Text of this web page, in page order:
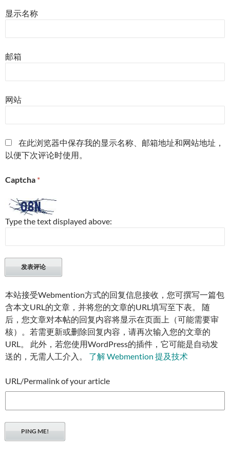
显示名称
邮箱
网站
在此浏览器中保存我的显示名称、邮箱地址和网站地址，
以便下次评论时使用。
Captcha *
Type the text displayed above:
本站接受Webmention方式的回复信息接收，您可撰写一篇包
含本文URL的文章，并将您的文章的URL填写至下表。 随
后，您文章对本帖的回复内容将显示在页面上（可能需要审
核）。若需更新或删除回复内容，请再次输入您的文章的
URL。 此外，若您使用WordPress的插件，它可能是自动发
送的，无需人工介入。 了解 Webmention 提及技术
URL/Permalink of your article